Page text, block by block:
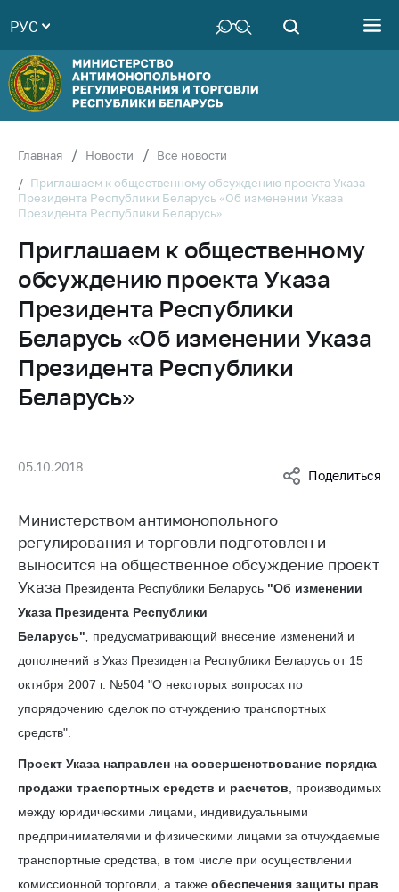
Руководство
Структура
Министерства
Территориальные
Законодательство
деятельность
Общественно-
консультативный
совет
Соискателям
Идеологическая
работа
Официальные
геральдические
символы
5 лет МАРТ
Деятельность
Ценовая политика
Антимонопольное
регулирование и
конкуренция
Торговля и услуги
Регулирование и
контроль закупок
РУС
Главная Новости
Все новости
Приглашаем к общественному обсуждению проекта Указа
Президента Республики Беларусь «Об изменении Указа
Президента Республики Беларусь»
Приглашаем к общественному
обсуждению проекта Указа
Президента Республики
Беларусь «Об изменении Указа
Президента Республики
Беларусь»
05.10.2018
Поделиться
Министерством антимонопольного
регулирования и торговли подготовлен и
выносится на общественное обсуждение проект
Указа Президента Республики Беларусь "Об изменении
Указа Президента Республики
Беларусь"
предусматривающий внесение изменений и
дополнений в Указ Президента Республики Беларусь от 15
октября 2007 г. №504 "О некоторых вопросах по
упорядочению сделок по отчуждению транспортных
средств".
Проект Указа направлен на совершенствование порядка
продажи траспортных средств и расчетов , производимых
между юридическими лицами, индивидуальными
предпринимателями и физическими лицами за отчуждаемые
транспортные средства, в том числе при осуществлении
комиссионной торговли, а также обеспечения защиты прав